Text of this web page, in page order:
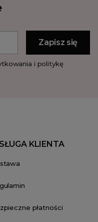
i politykę
KLIENTA
płatności